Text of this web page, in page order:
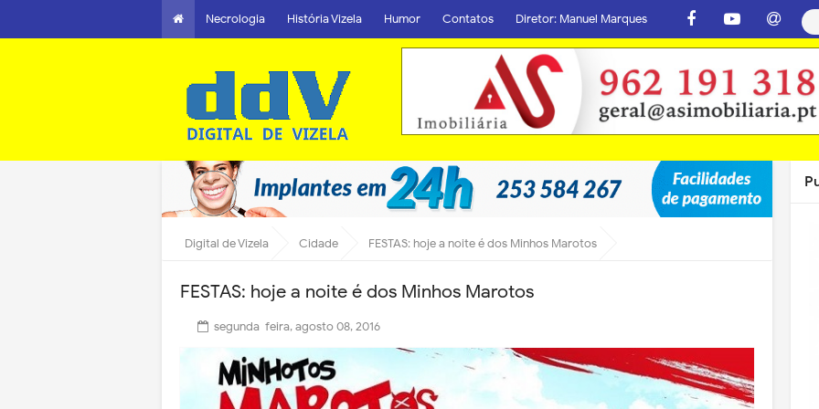
Necrologia História Vizela Humor Contatos Diretor: Manuel Marques
Digital de Vizela Cidade FESTAS: hoje a noite é dos Minhos Marotos
FESTAS: hoje a noite é dos Minhos Marotos
segunda-feira, agosto 08, 2016